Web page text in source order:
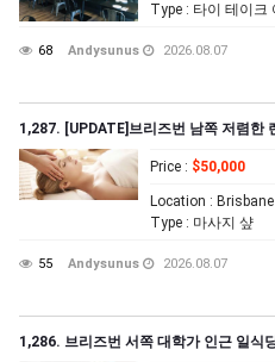
Type : 타이 테이크
68 Andysunus 2026.08.07
1,287. [UPDATE]브리즈번 남쪽 저렴한
Price : $50,000
Location : Brisbane
Type : 마사지 샾
55 Andysunus 2026.08.07
1,286. 브리즈번 서쪽 대학가 인근 일식